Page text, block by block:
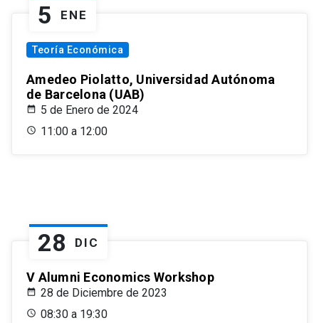
5 ENE
Teoría Económica
Amedeo Piolatto, Universidad Autónoma
de Barcelona (UAB)
5 de Enero de 2024
11:00 a 12:00
28 DIC
V Alumni Economics Workshop
28 de Diciembre de 2023
08:30 a 19:30